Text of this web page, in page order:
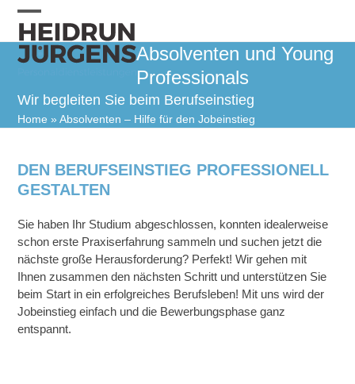
Skip
contentOpen
mobile
Close
mobile
Absolventen und Young
Professionals
Wir begleiten Sie beim Berufseinstieg
Home »Absolventen – Hilfe für den Jobeinstieg
DEN BERUFSEINSTIEG PROFESSIONELL
GESTALTEN
Sie haben Ihr Studium abgeschlossen, konnten idealerweise
schon erste Praxiserfahrung sammeln und suchen jetzt die
nächste große Herausforderung? Perfekt! Wir gehen mit
Ihnen zusammen den nächsten Schritt und unterstützen Sie
beim Start in ein erfolgreiches Berufsleben! Mit uns wird der
Jobeinstieg einfach und die Bewerbungsphase ganz
entspannt.